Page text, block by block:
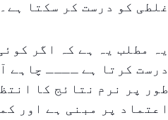
غلطی کو درست کر سکتا ہے۔
یہ مطلب یہ ہے کہ اگر
درست کرتا ہے ــــ چاہے
طور پر نرم نتائج کا
اعتماد پر مبنی ہے اور